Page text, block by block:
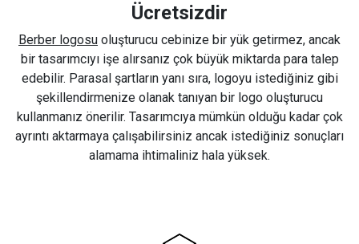
Ücretsizdir
Berber logosu oluşturucu cebinize bir yük getirmez, ancak
bir tasarımcıyı işe alırsanız çok büyük miktarda para talep
edebilir. Parasal şartların yanı sıra, logoyu istediğiniz gibi
şekillendirmenize olanak tanıyan bir logo oluşturucu
kullanmanız önerilir. Tasarımcıya mümkün olduğu kadar çok
ayrıntı aktarmaya çalışabilirsiniz ancak istediğiniz sonuçları
alamama ihtimaliniz hala yüksek.